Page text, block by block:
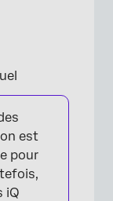
est
pour
iQ